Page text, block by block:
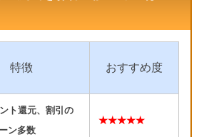
特徴 おすすめ度
ト還元、割引の
ン多数
★★★★★